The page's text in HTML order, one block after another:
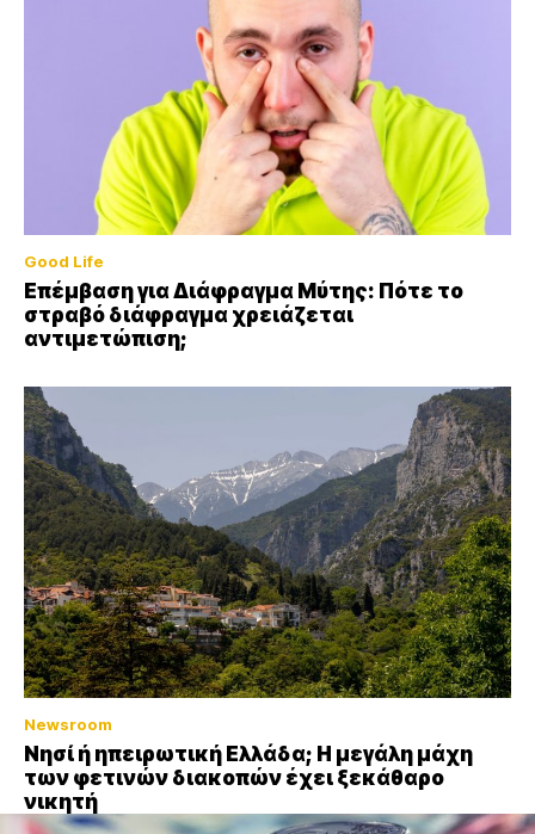
Good Life
Επέμβαση για Διάφραγμα Μύτης: Πότε το
στραβό διάφραγμα χρειάζεται
αντιμετώπιση;
Newsroom
Νησί ή ηπειρωτική Ελλάδα; Η μεγάλη μάχη
των φετινών διακοπών έχει ξεκάθαρο
νικητή